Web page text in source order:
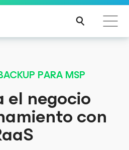
de CrowdStrike
y la recuperación sin
con el potencial ilimitado de
REGÍSTRESE GRATIS
PARA MSP
negocio
con